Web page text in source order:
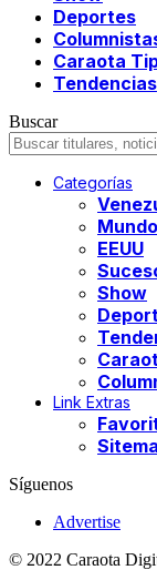
Deportes
Caraota
Tendencias
Buscar
Categorías
Mundo
EEUU
Show
Link Extras
Síguenos
Advertise
© 2022 Caraota